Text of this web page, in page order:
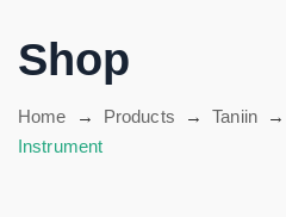
Shop
Home → Products →Taniin→
Instrument